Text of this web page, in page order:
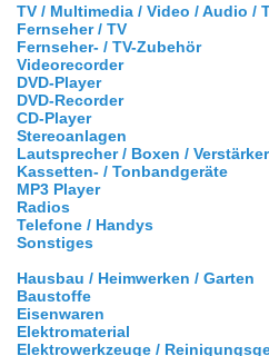
TV / Multimedia / Video / Audio /
Fernseher / TV
Fernseher- / TV-Zubehör
Videorecorder
DVD-Player
DVD-Recorder
CD-Player
Stereoanlagen
Lautsprecher / Boxen / Verstärker
Kassetten- / Tonbandgeräte
MP3 Player
Radios
Telefone / Handys
Sonstiges
Hausbau / Heimwerken / Garten
Baustoffe
Eisenwaren
Elektromaterial
Elektrowerkzeuge /